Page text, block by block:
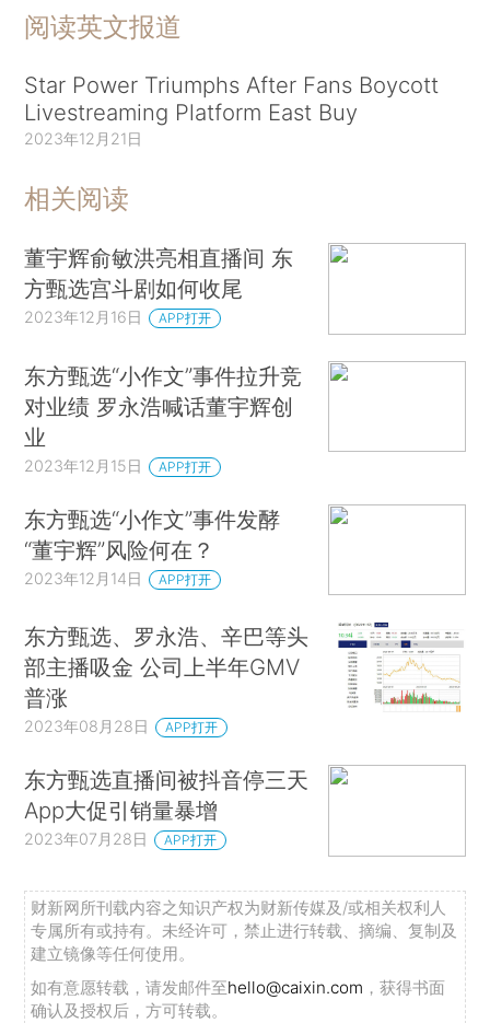
阅读英文报道
Star Power Triumphs After Fans Boycott
Livestreaming Platform East Buy
2023年12月21日
相关阅读
董宇辉俞敏洪亮相直播间 东
方甄选宫斗剧如何收尾
2023年12月16日 APP打开
东方甄选“小作文”事件拉升竞
对业绩 罗永浩喊话董宇辉创
业
2023年12月15日 APP打开
东方甄选“小作文”事件发酵
“董宇辉”风险何在？
2023年12月14日 APP打开
东方甄选、罗永浩、辛巴等头
部主播吸金 公司上半年GMV
普涨
2023年08月28日 APP打开
东方甄选直播间被抖音停三天
App大促引销量暴增
2023年07月28日 APP打开
财新网所刊载内容之知识产权为财新传媒及/或相关权利人
专属所有或持有。未经许可，禁止进行转载、摘编、复制及
建立镜像等任何使用。
如有意愿转载，请发邮件至hello@caixin.com ，获得书面
确认及授权后，方可转载。